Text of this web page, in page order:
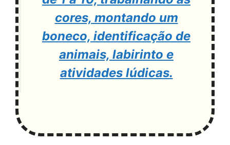
cores, montando um
boneco, identificação de
animais, labirinto e
atividades lúdicas.